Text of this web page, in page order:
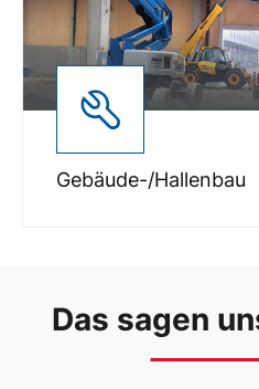
Gebäude-/Hallenbau
Das sagen